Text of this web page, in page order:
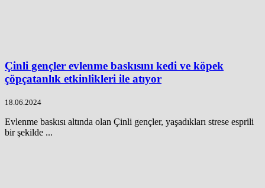
Çinli gençler evlenme baskısını kedi ve köpek
çöpçatanlık etkinlikleri ile atıyor
18.06.2024
Evlenme baskısı altında olan Çinli gençler, yaşadıkları strese esprili
bir şekilde ...